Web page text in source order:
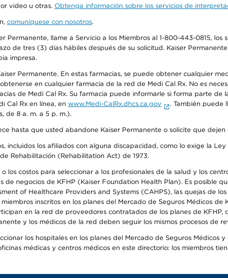
video u otras. Obtenga información sobre los servicios de
comuníquese con nosotros.
llame a Servicio a los Miembros al 1-800-443-0815, los
de tres (3) días hábiles después de su solicitud. Kaiser
impresa.
Permanente. En estas farmacias, se puede obtener cualquier
en cualquier farmacia de la red de Medi Cal Rx. No es
de Medi Cal Rx. Su farmacia puede informarle si forma parte de
Cal Rx en línea, en www.Medi-CalRx.dhcs.ca.gov
. También puede
de 8 a. m. a 5 p. m.).
hasta que usted abandone Kaiser Permanente o solicite que dejen
incluidos los afiliados con alguna discapacidad, como lo exige la
Rehabilitación (Rehabilitation Act) de 1973.
costos para seleccionar a los profesionales de la salud y los
negocios de KFHP (Kaiser Foundation Health Plan). Es posible
of Healthcare Providers and Systems (CAHPS), las quejas de
inscritos en los planes del Mercado de Seguros Médicos de
en la red de proveedores contratados de los planes de KFHP,
y los médicos de la red deben seguir los mismos procesos de
los hospitales en los planes del Mercado de Seguros Médicos
médicas y centros médicos en este directorio: los miembros